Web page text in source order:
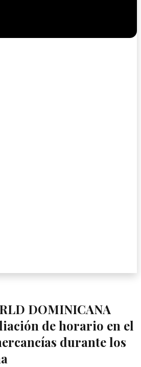
DOMINICANA
de horario en el
durante los